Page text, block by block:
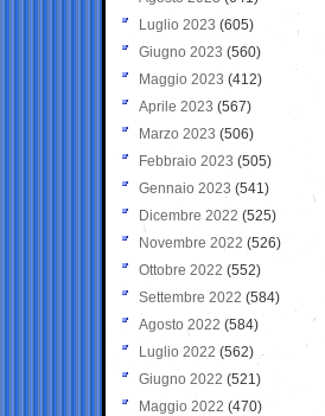
Luglio 2023 (605)
Giugno 2023 (560)
Maggio 2023 (412)
Aprile 2023 (567)
Marzo 2023 (506)
Febbraio 2023 (505)
Gennaio 2023 (541)
Dicembre 2022 (525)
Novembre 2022 (526)
Ottobre 2022 (552)
Settembre 2022 (584)
Agosto 2022 (584)
Luglio 2022 (562)
Giugno 2022 (521)
Maggio 2022 (470)